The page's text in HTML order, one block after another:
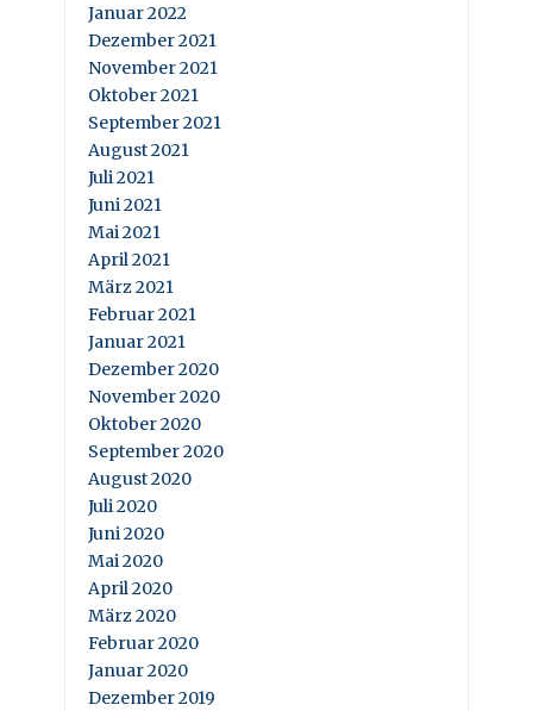
Januar 2022
Dezember 2021
November 2021
Oktober 2021
September 2021
August 2021
Juli 2021
Juni 2021
Mai 2021
April 2021
März 2021
Februar 2021
Januar 2021
Dezember 2020
November 2020
Oktober 2020
September 2020
August 2020
Juli 2020
Juni 2020
Mai 2020
April 2020
März 2020
Februar 2020
Januar 2020
Dezember 2019